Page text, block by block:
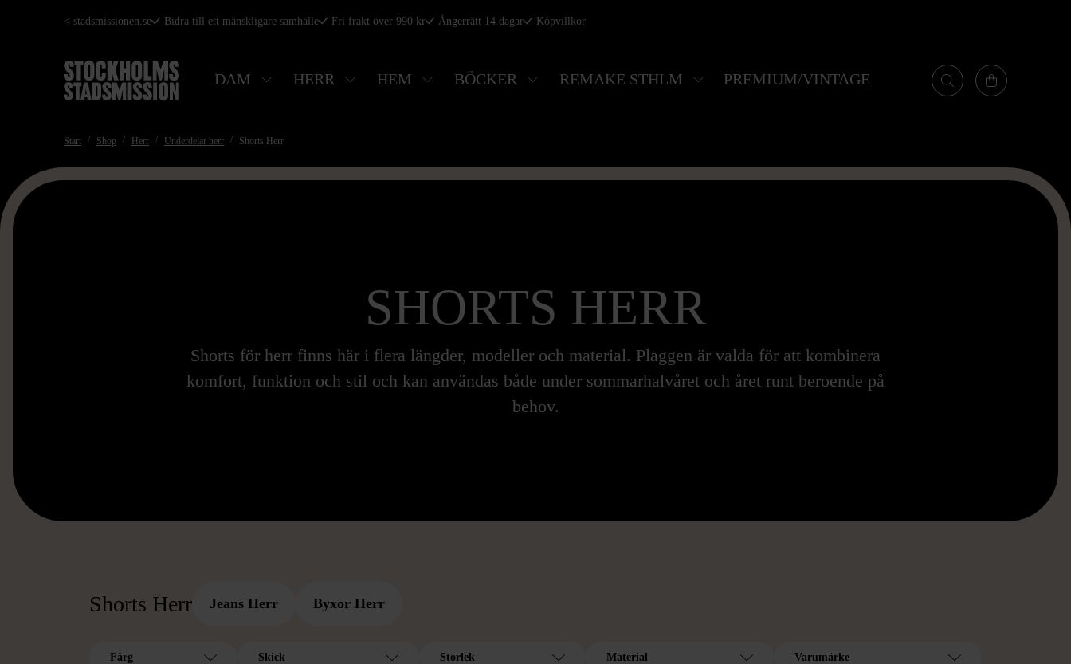
Hoppa
huvudinnehåll
< stadsmissionen.se Bidra till ett mänskligare samhälle Fri frakt över 990 kr Ångerrätt 14 dagar Köpvillkor
DAM HERR HEM BÖCKER REMAKE STHLM PREMIUM/VINTAGE
Start Shop Herr Underdelar herr Shorts Herr
SHORTS HERR
Shorts för herr finns här i flera längder, modeller och material. Plaggen är valda för att kombinera
komfort, funktion och stil och kan användas både under sommarhalvåret och året runt beroende på
behov.
Shorts Herr Jeans Herr Byxor Herr
Färg Skick Storlek Material Varumärke